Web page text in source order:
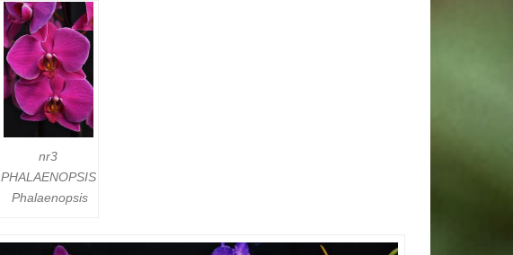
nr3
PHALAENOPSIS
Phalaenopsis